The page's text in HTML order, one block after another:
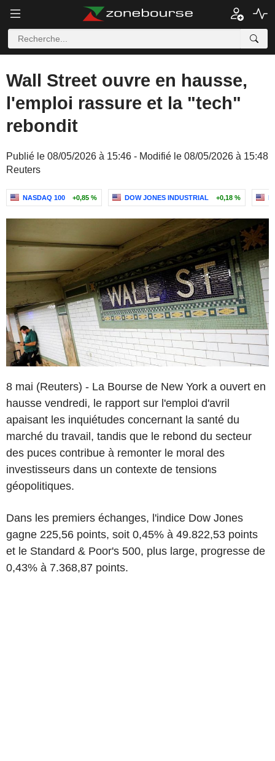
Wall Street ouvre en hausse,
l'emploi rassure et la "tech"
rebondit
Publié le 08/05/2026 à 15:46 - Modifié le 08/05/2026 à 15:48
Reuters
NASDAQ 100 +0,85 % DOW JONES INDUSTRIAL +0,18 %
8 mai (Reuters) - La Bourse de New York a ouvert en
hausse vendredi, le rapport sur l'emploi d'avril
apaisant les inquiétudes concernant la santé du
marché du travail, tandis que le rebond du secteur
des puces contribue à remonter le moral des
investisseurs dans un contexte de tensions
géopolitiques.
Dans les premiers échanges, l'indice Dow Jones
gagne 225,56 points, soit 0,45% à 49.822,53 points
et le Standard & Poor's 500, plus large, progresse de
0,43% à 7.368,87 points.